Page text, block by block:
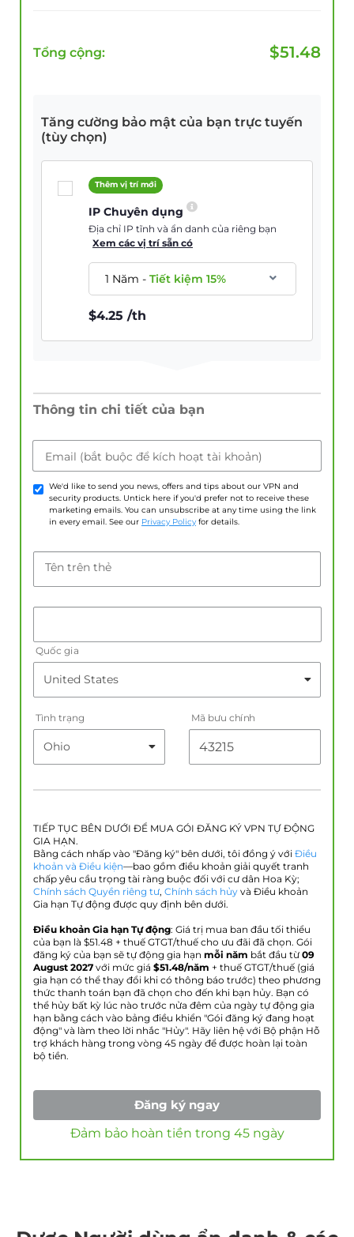
Tổng cộng: $51.48
Tăng cường bảo mật của bạn trực tuyến
(tùy chọn)
Thêm vị trí mới
IP Chuyên dụng
Địa chỉ IP tĩnh và ẩn danh của riêng bạn
Xem các vị trí sẵn có
1 Năm-Tiết kiệm15%
$4.25 /th
Thông tin chi tiết của bạn
Email (bắt buộc để kích hoạt tài khoản)
We'd like to send you news, offers and tips about our VPN and
security products. Untick here if you'd prefer not to receive these
marketing emails. You can unsubscribe at any time using the link
in every email. See our Privacy Policy for details.
Tên trên thẻ
Quốc gia
Tình trạng Mã bưu chính
TIẾP TỤC BÊN DƯỚI ĐỂ MUA GÓI ĐĂNG KÝ VPN TỰ ĐỘNG
GIA HẠN.
Bằng cách nhấp vào "Đăng ký" bên dưới, tôi đồng ý với Điều
khoản và Điều kiện—bao gồm điều khoản giải quyết tranh
chấp yêu cầu trọng tài ràng buộc đối với cư dân Hoa Kỳ;
Chính sách Quyền riêng tư, Chính sách hủy và Điều khoản
Gia hạn Tự động được quy định bên dưới.
Điều khoản Gia hạn Tự động: Giá trị mua ban đầu tối thiểu
của bạn là $51.48 + thuế GTGT/thuế cho ưu đãi đã chọn. Gói
đăng ký của bạn sẽ tự động gia hạn mỗi năm bắt đầu từ 09
August 2027 với mức giá $51.48/năm + thuế GTGT/thuế (giá
gia hạn có thể thay đổi khi có thông báo trước) theo phương
thức thanh toán bạn đã chọn cho đến khi bạn hủy. Bạn có
thể hủy bất kỳ lúc nào trước nửa đêm của ngày tự động gia
hạn bằng cách vào bảng điều khiển "Gói đăng ký đang hoạt
động" và làm theo lời nhắc "Hủy". Hãy liên hệ với Bộ phận Hỗ
trợ khách hàng trong vòng 45 ngày để được hoàn lại toàn
bộ tiền.
Đăng ký ngay
Đảm bảo hoàn tiền trong 45 ngày